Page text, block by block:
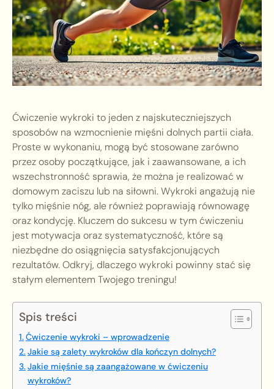
Ćwiczenie wykroki to jeden z najskuteczniejszych
sposobów na wzmocnienie mięśni dolnych partii ciała.
Proste w wykonaniu, mogą być stosowane zarówno
przez osoby początkujące, jak i zaawansowane, a ich
wszechstronność sprawia, że można je realizować w
domowym zaciszu lub na siłowni. Wykroki angażują nie
tylko mięśnie nóg, ale również poprawiają równowagę
oraz kondycję. Kluczem do sukcesu w tym ćwiczeniu
jest motywacja oraz systematyczność, które są
niezbędne do osiągnięcia satysfakcjonujących
rezultatów. Odkryj, dlaczego wykroki powinny stać się
stałym elementem Twojego treningu!
Spis treści
Ćwiczenie wykroki – wprowadzenie
Jakie są zalety wykroków dla kończyn dolnych?
Jakie mięśnie są zaangażowane w ćwiczeniu
wykroków?